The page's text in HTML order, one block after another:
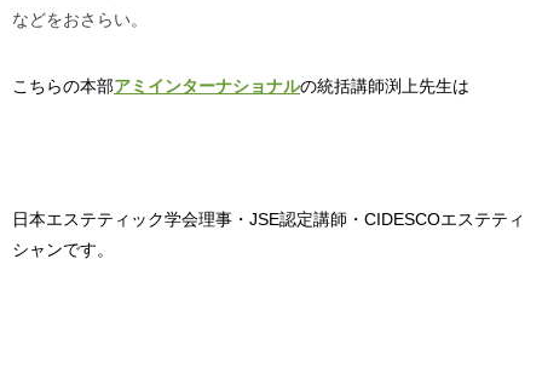
などをおさらい。
こちらの本部アミインターナショナルの統括講師渕上先生は
日本エステティック学会理事・JSE認定講師・CIDESCOエステティ
シャンです。